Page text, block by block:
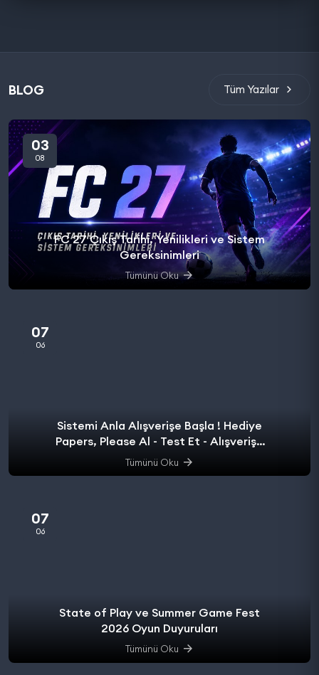
BLOG Tüm Yazılar
03
08
FC 27 Çıkış Tarihi, Yenilikleri ve Sistem
Gereksinimleri
Tümünü Oku
07
06
Sistemi Anla Alışverişe Başla ! Hediye
Papers, Please Al - Test Et - Alışverişe
başla.
Tümünü Oku
07
06
State of Play ve Summer Game Fest
2026 Oyun Duyuruları
Tümünü Oku